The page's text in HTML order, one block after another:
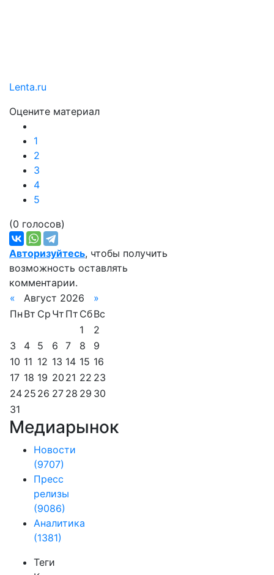
Lenta.ru
Оцените материал
1
2
3
4
5
(0 голосов)
Авторизуйтесь, чтобы получить
возможность оставлять
комментарии.
«
Август 2026
»
Пн Вт Ср Чт Пт СбВс
1
2
3
4 5 6 7 8
9
10 11 12 13 14 15 16
17 18 19 20 21 22 23
24 25 26 27 28 29 30
31
Медиарынок
Новости
(9707)
Пресс
релизы
(9086)
Аналитика
(1381)
Теги